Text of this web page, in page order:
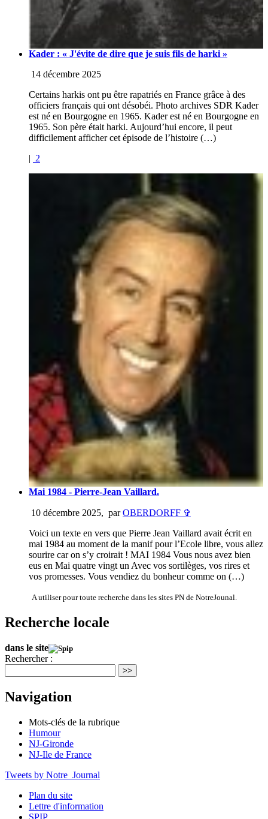
Kader : « J'évite de dire que je suis fils de harki »
14 décembre 2025
Certains harkis ont pu être rapatriés en France grâce à des
officiers français qui ont désobéi. Photo archives SDR Kader
est né en Bourgogne en 1965. Kader est né en Bourgogne en
1965. Son père était harki. Aujourd’hui encore, il peut
difficilement afficher cet épisode de l’histoire (…)
| 2
Mai 1984 - Pierre-Jean Vaillard.
10 décembre 2025, parOBERDORFF ✞
Voici un texte en vers que Pierre Jean Vaillard avait écrit en
mai 1984 au moment de la manif pour l’Ecole libre, vous allez
sourire car on s’y croirait ! MAI 1984 Vous nous avez bien
eus en Mai quatre vingt un Avec vos sortilèges, vos rires et
vos promesses. Vous vendiez du bonheur comme on (…)
A utiliser pour toute recherche dans les sites PN de NotreJounal.
Recherche locale
dans le site
Rechercher :
>>
Navigation
Mots-clés de la rubrique
Humour
NJ-Gironde
NJ-Ile de France
Tweets by Notre_Journal
Plan du site
Lettre d'information
SPIP